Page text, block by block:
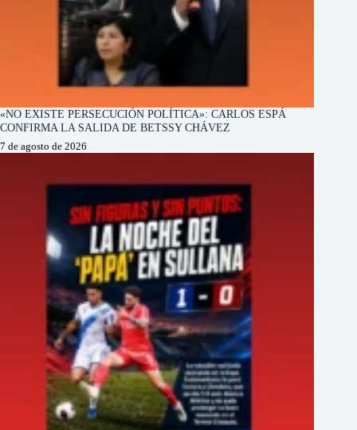
«NO EXISTE PERSECUCIÓN POLÍTICA»: CARLOS ESPÁ
CONFIRMA LA SALIDA DE BETSSY CHÁVEZ
7 de agosto de 2026